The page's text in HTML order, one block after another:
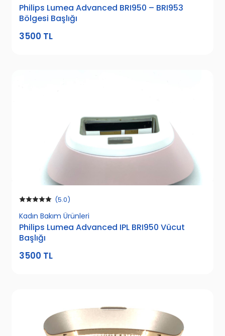
Philips Lumea Advanced BRI950 – BRI953
Bölgesi Başlığı
3500 TL
(5.0)
Kadın Bakım Ürünleri
Philips Lumea Advanced IPL BRI950 Vücut
Başlığı
3500 TL